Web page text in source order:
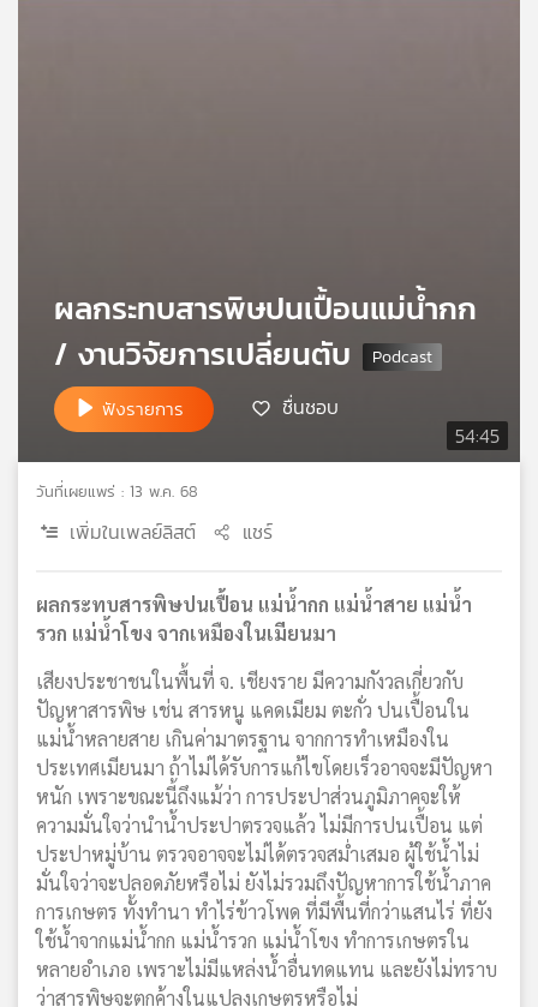
54:45
ผลกระทบสารพิษปนเปื้อนแม่น้ำกก
/ งานวิจัยการเปลี่ยนตับ
ฟังรายการ ชื่นชอบ
วันที่เผยแพร่ : 13 พ.ค. 68
เพิ่มในเพลย์ลิสต์ แชร์
ผลกระทบสารพิษปนเปื้อน แม่น้ำกก แม่น้ำสาย แม่น้ำ
รวก แม่น้ำโขง จากเหมืองในเมียนมา
เสียงประชาชนในพื้นที่ จ. เชียงราย มีความกังวลเกี่ยวกับ
ปัญหาสารพิษ เช่น สารหนู แคดเมียม ตะกั่ว ปนเปื้อนใน
แม่น้ำหลายสาย เกินค่ามาตรฐาน จากการทำเหมืองใน
ประเทศเมียนมา ถ้าไม่ได้รับการแก้ไขโดยเร็วอาจจะมีปัญหา
หนัก เพราะขณะนี้ถึงแม้ว่า การประปาส่วนภูมิภาคจะให้
ความมั่นใจว่านำน้ำประปาตรวจแล้ว ไม่มีการปนเปื้อน แต่
ประปาหมู่บ้าน ตรวจอาจจะไม่ได้ตรวจสม่ำเสมอ ผู้ใช้น้ำไม่
มั่นใจว่าจะปลอดภัยหรือไม่ ยังไม่รวมถึงปัญหาการใช้น้ำภาค
การเกษตร ทั้งทำนา ทำไร่ข้าวโพด ที่มีพื้นที่กว่าแสนไร่ ที่ยัง
ใช้น้ำจากแม่น้ำกก แม่น้ำรวก แม่น้ำโขง ทำการเกษตรใน
หลายอำเภอ เพราะไม่มีแหล่งน้ำอื่นทดแทน และยังไม่ทราบ
ว่าสารพิษจะตกค้างในแปลงเกษตรหรือไม่